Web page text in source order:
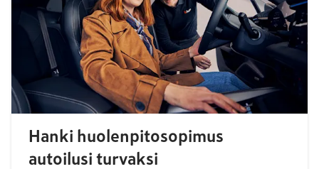
Hanki huolenpitosopimus
autoilusi turvaksi